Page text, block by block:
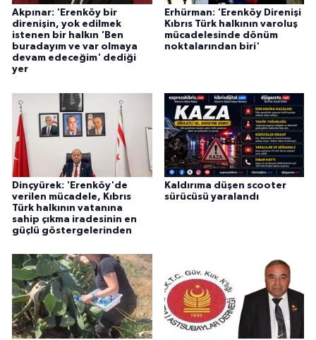
Akpınar: 'Erenköy bir
direnişin, yok edilmek
istenen bir halkın 'Ben
buradayım ve var olmaya
devam edeceğim' dediği
yer
Erhürman: 'Erenköy Direnişi
Kıbrıs Türk halkının varoluş
mücadelesinde dönüm
noktalarından biri'
Dinçyürek: 'Erenköy'de
verilen mücadele, Kıbrıs
Türk halkının vatanına
sahip çıkma iradesinin en
güçlü göstergelerinden
Kaldırıma düşen scooter
sürücüsü yaralandı